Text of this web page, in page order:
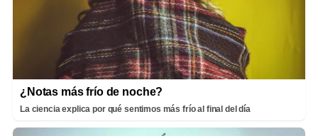
¿Notas más frío de noche?
La ciencia explica por qué sentimos más frío al final del día